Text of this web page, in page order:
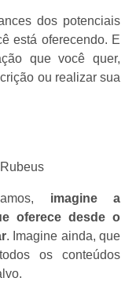
dos potenciais
está oferecendo. E
que você quer,
ou realizar sua
imagine a
oferece desde o
. Imagine ainda, que
os conteúdos